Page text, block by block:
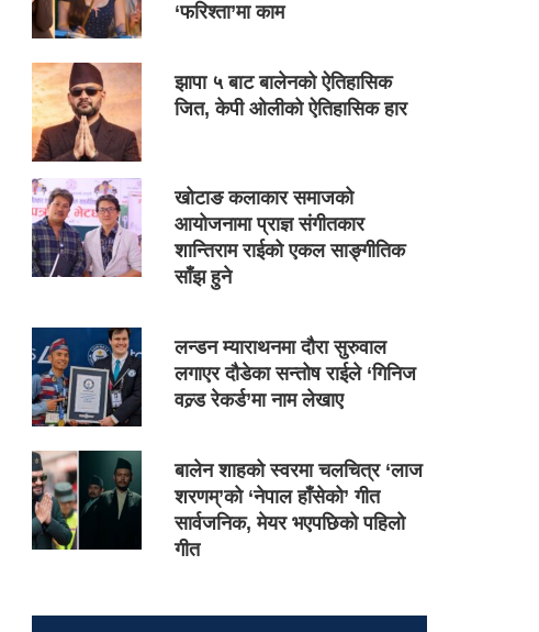
‘फरिश्ता’मा काम
झापा ५ बाट बालेनको ऐतिहासिक
जित, केपी ओलीको ऐतिहासिक हार
खोटाङ कलाकार समाजको
आयोजनामा प्राज्ञ संगीतकार
शान्तिराम राईको एकल साङ्गीतिक
साँझ हुने
लन्डन म्याराथनमा दौरा सुरुवाल
लगाएर दौडेका सन्तोष राईले ‘गिनिज
वल्र्ड रेकर्ड’मा नाम लेखाए
बालेन शाहको स्वरमा चलचित्र ‘लाज
शरणम्’को ‘नेपाल हाँसेको’ गीत
सार्वजनिक, मेयर भएपछिको पहिलो
गीत